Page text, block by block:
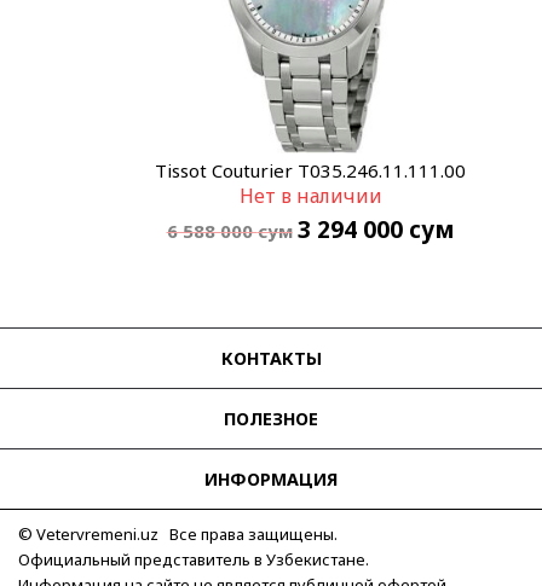
Tissot Couturier T035.246.11.111.00
Нет в наличии
6 588 000сум 3 294 000 сум
КОНТАКТЫ
ПОЛЕЗНОЕ
ИНФОРМАЦИЯ
© Vetervremeni.uz Все права защищены.
Официальный представитель в Узбекистане.